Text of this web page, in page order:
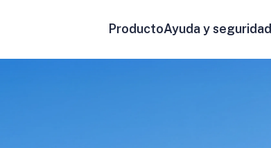
ProductoAyuda y seguridad